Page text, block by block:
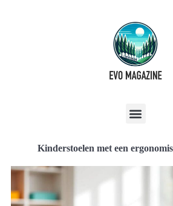
Kinderstoelen met een